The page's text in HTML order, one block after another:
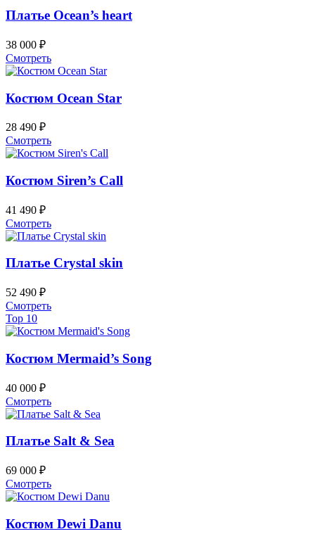
вариаций.
Опции
на
странице
Платье Ocean’s heart
38 000 ₽
СмотретьЭтот
товар
несколько
вариаций.
выбрать
на
товара.
Костюм Ocean Star
28 490 ₽
СмотретьЭтот
товар
несколько
вариаций.
выбрать
на
товара.
Костюм Siren’s Call
41 490 ₽
СмотретьЭтот
товар
несколько
вариаций.
выбрать
странице
Платье Crystal skin
52 490 ₽
СмотретьЭтот
имеет
вариаций.
Опции
на
странице
Top 10
Костюм Mermaid’s Song
40 000 ₽
СмотретьЭтот
товар
несколько
выбрать
на
товара.
Платье Salt & Sea
69 000 ₽
СмотретьЭтот
товар
несколько
вариаций.
Костюм Dewi Danu